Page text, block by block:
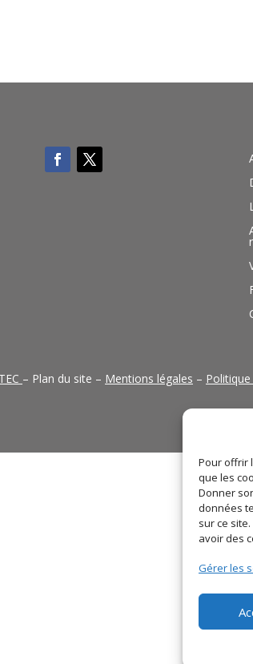
Pour offrir
que les
Donner
données
sur ce
avoir des
Gérer les
– Plan du site – Mentions légales –